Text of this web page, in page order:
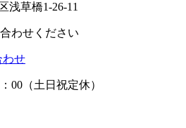
浅草橋1-26-11
わせください
わせ
00（土日祝定休）